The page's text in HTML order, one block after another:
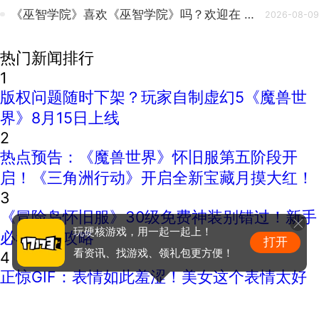
《巫智学院》喜欢《巫智学院》吗？欢迎在 Steam 上留下评价！💙 2026-08-09
热门新闻排行
1
版权问题随时下架？玩家自制虚幻5《魔兽世
界》8月15日上线
2
热点预告：《魔兽世界》怀旧服第五阶段开
启！《三角洲行动》开启全新宝藏月摸大红！
3
《冒险岛怀旧服》30级免费神装别错过！新手
必看重点攻略
4
正惊GIF：表情如此羞涩！美女这个表情太好
玩硬核游戏，用一起一起上！
看资讯、找游戏、领礼包更方便！
打开